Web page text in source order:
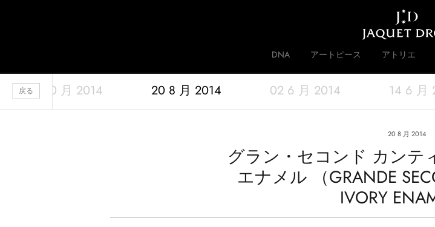
DNA
A DISRUPTIVE LEGACY
アートピース アトリエ
戻る08 10 月 2014 20 8 月 2014 02 6 月 2014 14 6 月
20 8 月 2014
グラン・セコンド カンテ
エナメル （GRANDE
IVORY